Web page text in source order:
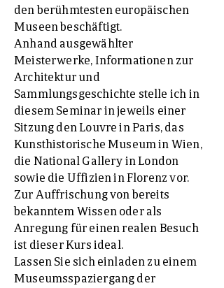
den berühmtesten europäischen
Museen beschäftigt.
Anhand ausgewählter
Meisterwerke, Informationen zur
Architektur und
Sammlungsgeschichte stelle ich in
diesem Seminar in jeweils einer
Sitzung den Louvre in Paris, das
Kunsthistorische Museum in Wien,
die National Gallery in London
sowie die Uffizien in Florenz vor.
Zur Auffrischung von bereits
bekanntem Wissen oder als
Anregung für einen realen Besuch
ist dieser Kurs ideal.
Lassen Sie sich einladen zu einem
Museumsspaziergang der